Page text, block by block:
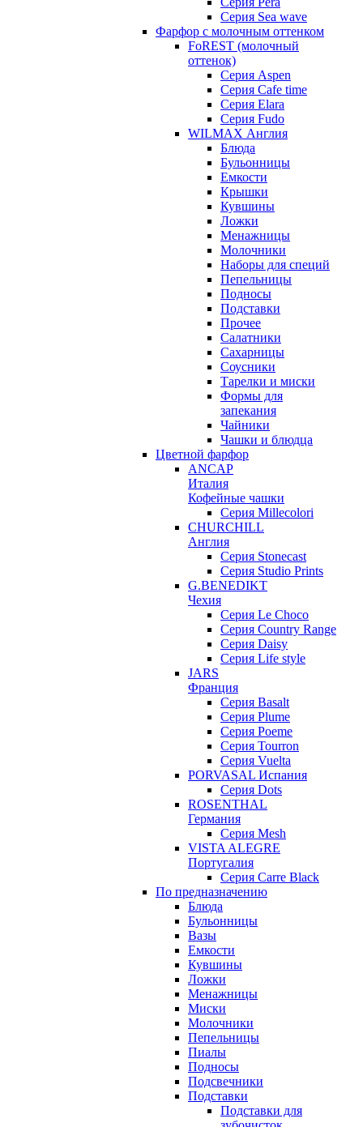
Серия Sea wave
Фарфор с молочным оттенком
FoREST (молочный
оттенок)
Серия Aspen
Серия Cafe time
Серия Elara
Серия Fudo
WILMAX Англия
Блюда
Бульонницы
Емкости
Крышки
Кувшины
Ложки
Менажницы
Молочники
Наборы для специй
Пепельницы
Подносы
Подставки
Прочее
Салатники
Сахарницы
Соусники
Тарелки и миски
Формы для
запекания
Чайники
Чашки и блюдца
Цветной фарфор
ANCAP
Италия
Кофейные чашки
Серия Millecolori
CHURCHILL
Англия
Серия Stonecast
Серия Studio Prints
G.BENEDIKT
Чехия
Cерия Le Choco
Серия Country Range
Серия Daisy
Серия Life style
JARS
Франция
Серия Basalt
Серия Plume
Серия Poeme
Серия Tourron
Серия Vuelta
PORVASAL Испания
Серия Dots
ROSENTHAL
Германия
Серия Mesh
VISTA ALEGRE
Португалия
Серия Carre Black
По предназначению
Блюда
Бульонницы
Вазы
Емкости
Кувшины
Ложки
Менажницы
Миски
Молочники
Пепельницы
Пиалы
Подносы
Подсвечники
Подставки
Подставки для